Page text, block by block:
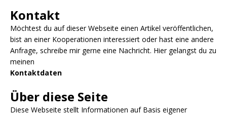
Kontakt
Möchtest du auf dieser Webseite einen Artikel veröffentlichen,
bist an einer Kooperationen interessiert oder hast eine andere
Anfrage, schreibe mir gerne eine Nachricht. Hier gelangst du zu
meinen
Kontaktdaten
Über diese Seite
Diese Webseite stellt Informationen auf Basis eigener